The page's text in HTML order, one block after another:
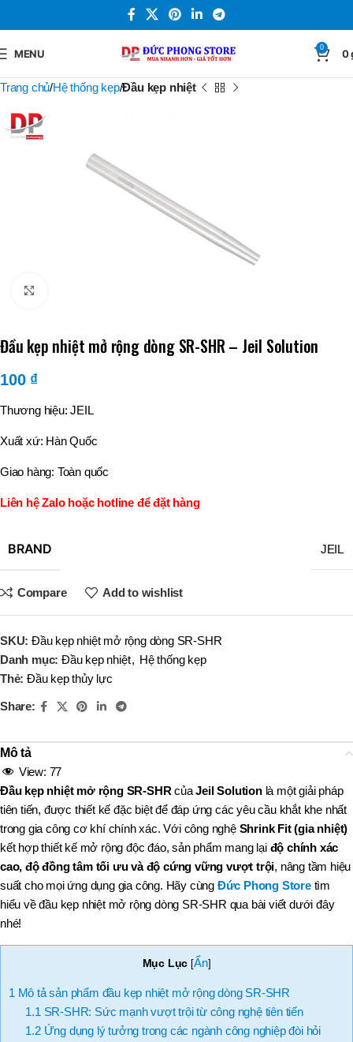
MENU 0 0
Trang chủ Hệ thống kẹp Đầu kẹp nhiệt
Đầu kẹp nhiệt mở rộng dòng SR-SHR – Jeil Solution
100 ₫
Thương hiệu: JEIL
Xuất xứ: Hàn Quốc
Giao hàng: Toàn quốc
Liên hệ Zalo hoặc hotline để đặt hàng
BRAND JEIL
Compare Add to wishlist
SKU: Đầu kẹp nhiệt mở rộng dòng SR-SHR
Danh mục: Đầu kẹp nhiệt, Hệ thống kẹp
Thẻ: Đầu kẹp thủy lực
Share:
Mô tả
View: 77
Đầu kẹp nhiệt mở rộng SR-SHR củaJeil Solutionlà một giải pháp
tiên tiến, được thiết kế đặc biệt để đáp ứng các yêu cầu khắt khe nhất
trong gia công cơ khí chính xác. Với công nghệ Shrink Fit (gia nhiệt)
kết hợp thiết kế mở rộng độc đáo, sản phẩm mang lại độ chính xác
cao, độ đồng tâm tối ưu và độ cứng vững vượt trội, nâng tầm hiệu
suất cho mọi ứng dụng gia công. Hãy cùng Đức Phong Storetìm
hiểu về đầu kẹp nhiệt mở rộng dòng SR-SHR qua bài viết dưới đây
nhé!
Mục Lục [Ẩn]
1 Mô tả sản phẩm đầu kẹp nhiệt mở rộng dòng SR-SHR
1.1 SR-SHR: Sức mạnh vượt trội từ công nghệ tiên tiến
1.2Ứng dụng lý tưởng trong các ngành công nghiệp đòi hỏi